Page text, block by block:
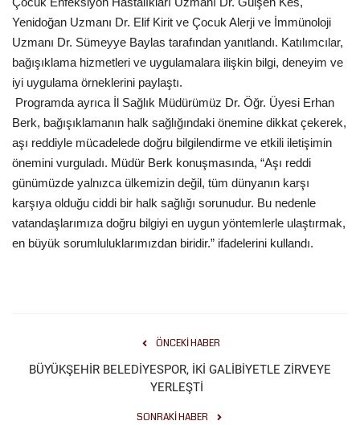
Yenidoğan Uzmanı Dr. Elif Kirit ve Çocuk Alerji ve İmmünoloji
Uzmanı Dr. Sümeyye Baylas tarafından yanıtlandı. Katılımcılar,
bağışıklama hizmetleri ve uygulamalara ilişkin bilgi, deneyim ve
iyi uygulama örneklerini paylaştı.
Programda ayrıca İl Sağlık Müdürümüz Dr. Öğr. Üyesi Erhan
Berk, bağışıklamanın halk sağlığındaki önemine dikkat çekerek,
aşı reddiyle mücadelede doğru bilgilendirme ve etkili iletişimin
önemini vurguladı. Müdür Berk konuşmasında, “Aşı reddi
günümüzde yalnızca ülkemizin değil, tüm dünyanın karşı
karşıya olduğu ciddi bir halk sağlığı sorunudur. Bu nedenle
vatandaşlarımıza doğru bilgiyi en uygun yöntemlerle ulaştırmak,
en büyük sorumluluklarımızdan biridir.” ifadelerini kullandı.
ÖNCEKI HABER
BÜYÜKŞEHİR BELEDİYESPOR, İKİ GALİBİYETLE ZİRVEYE
YERLEŞTİ
SONRAKI HABER